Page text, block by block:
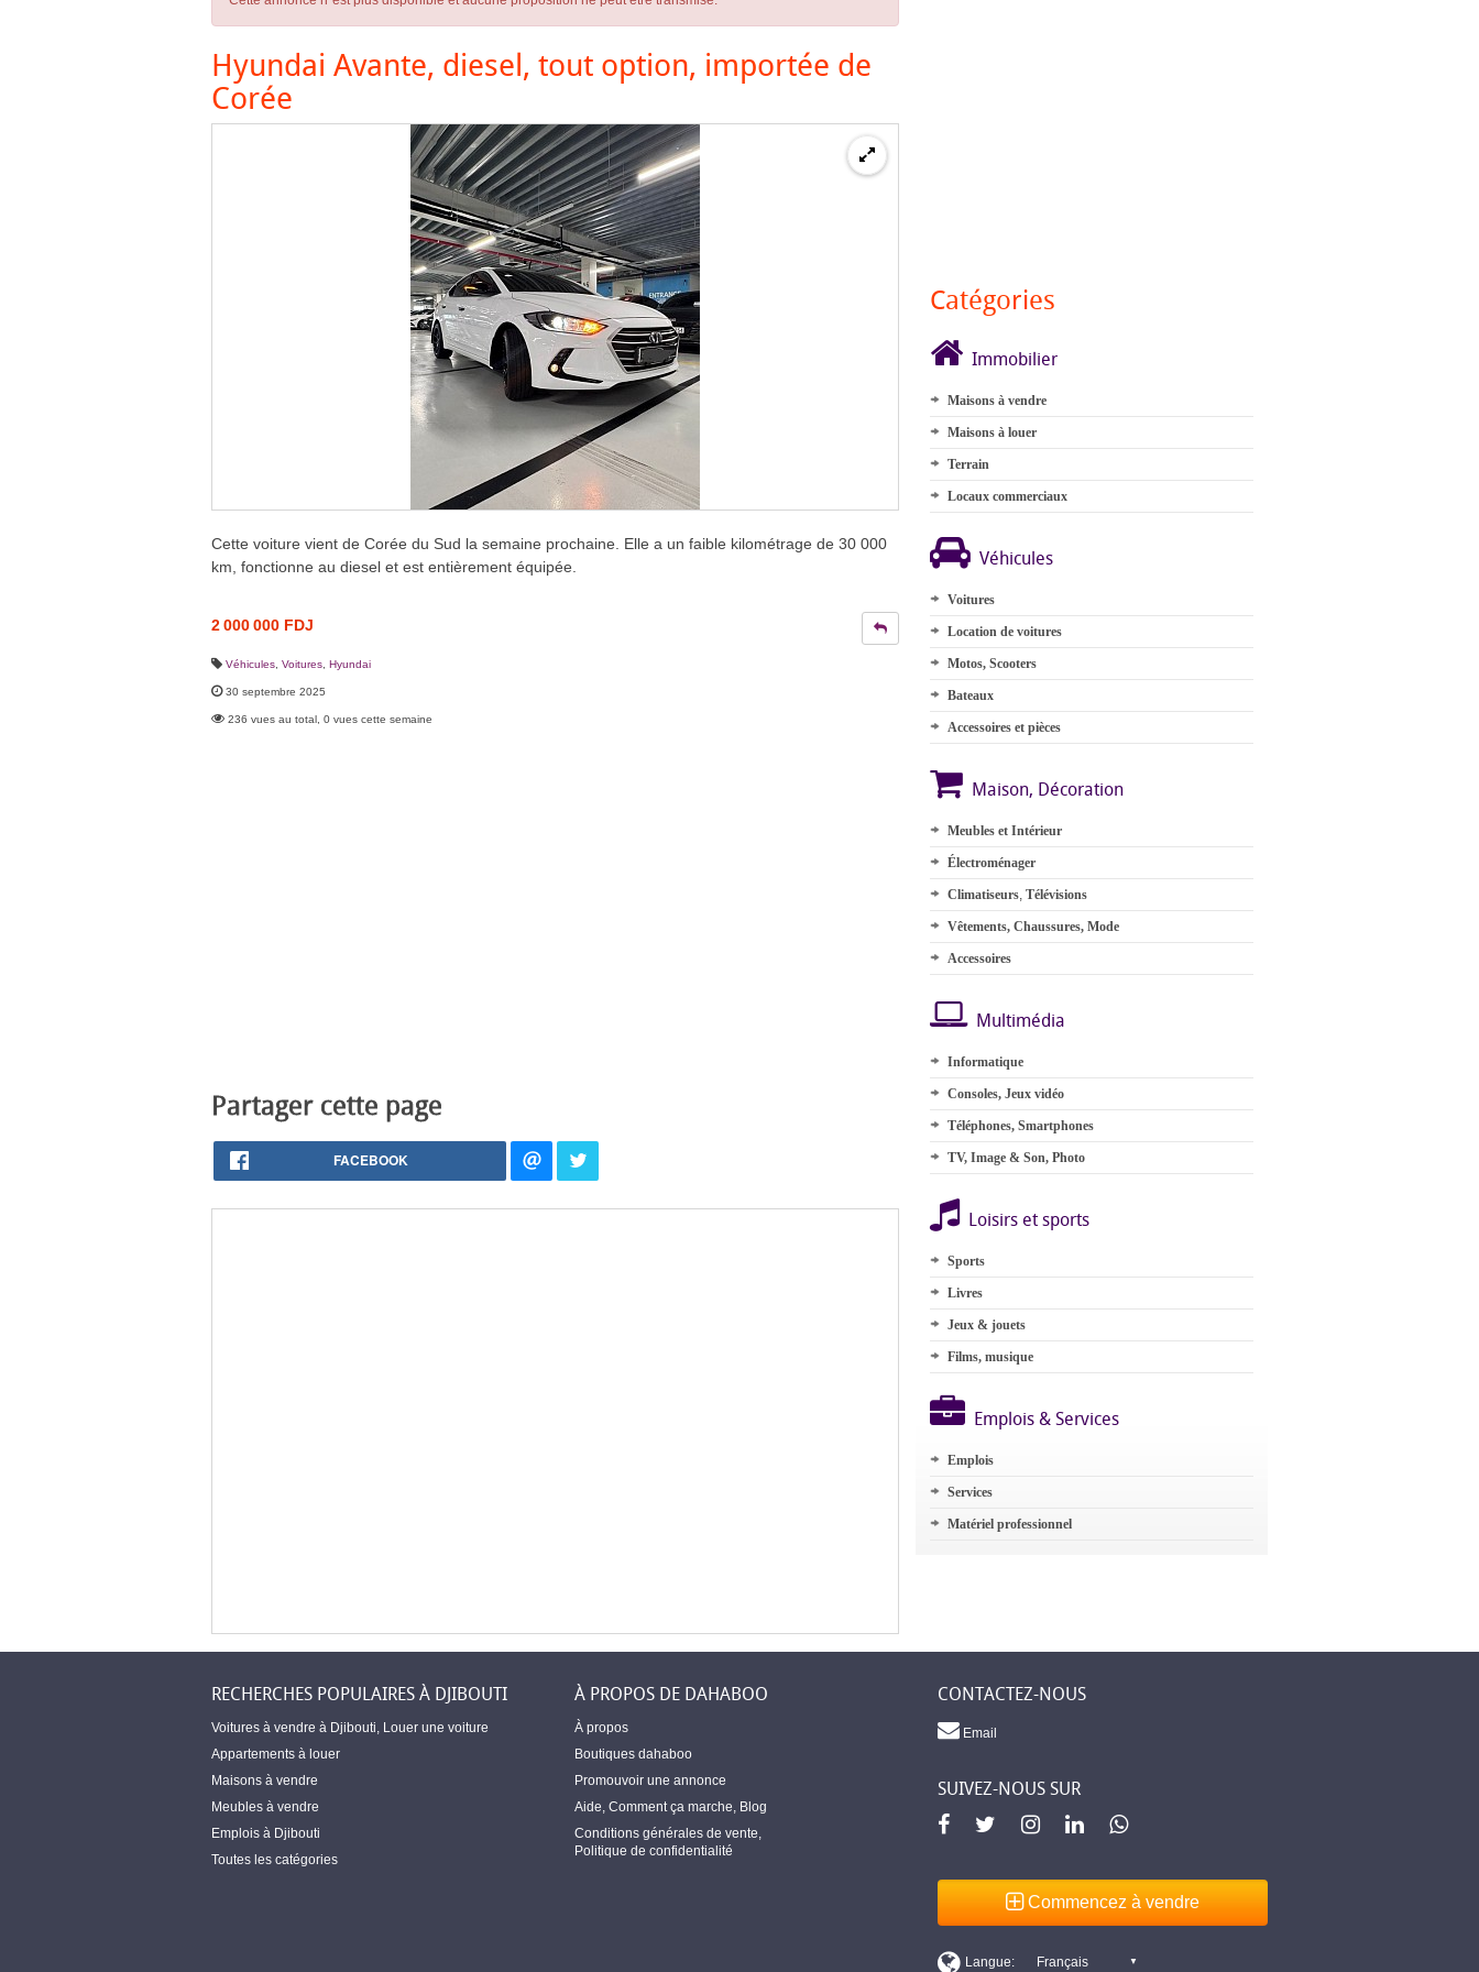
Hyundai Avante, diesel, tout option, importée de
Corée
Cette voiture vient de Corée du Sud la semaine prochaine. Elle a un faible kilométrage de 30 000
km, fonctionne au diesel et est entièrement équipée.
2 000 000 FDJ
Véhicules Voitures Hyundai
30 septembre 2025
236 vues au total, 0 vues cette semaine
Partager cette page
FACEBOOK
Catégories
Immobilier
Maisons à vendre
Maisons à louer
Terrain
Locaux commerciaux
Véhicules
Voitures
Location de voitures
Motos, Scooters
Bateaux
Accessoires et pièces
Maison, Décoration
Meubles et Intérieur
Électroménager
Climatiseurs, Télévisions
Vêtements, Chaussures, Mode
Accessoires
Multimédia
Informatique
Consoles, Jeux vidéo
Téléphones, Smartphones
TV, Image & Son, Photo
Loisirs et sports
Sports
Livres
Jeux & jouets
Films, musique
Emplois & Services
Emplois
Services
Matériel professionnel
RECHERCHES POPULAIRES À DJIBOUTI
Voitures à vendre à Djibouti Louer une voiture
Appartements à louer
Maisons à vendre
Meubles à vendre
Emplois à Djibouti
Toutes les catégories
À PROPOS DE DAHABOO
À propos
Boutiques dahaboo
Promouvoir une annonce
Aide Comment ça marche Blog
Conditions générales de vente
Politique de confidentialité
CONTACTEZ-NOUS
Email
SUIVEZ-NOUS SUR
Commencez à vendre